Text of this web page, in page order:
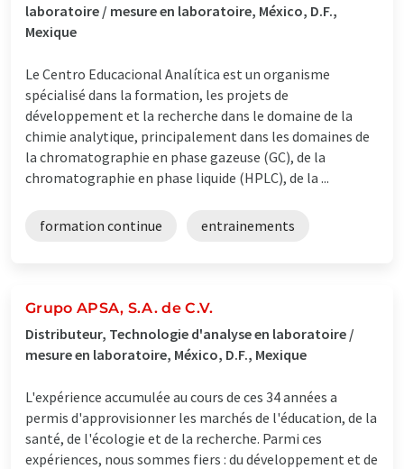
laboratoire / mesure en laboratoire, México, D.F.,
Mexique
Le Centro Educacional Analítica est un organisme
spécialisé dans la formation, les projets de
développement et la recherche dans le domaine de la
chimie analytique, principalement dans les domaines de
la chromatographie en phase gazeuse (GC), de la
chromatographie en phase liquide (HPLC), de la ...
formation continue entrainements
Grupo APSA, S.A. de C.V.
Distributeur, Technologie d'analyse en laboratoire /
mesure en laboratoire, México, D.F., Mexique
L'expérience accumulée au cours de ces 34 années a
permis d'approvisionner les marchés de l'éducation, de la
santé, de l'écologie et de la recherche. Parmi ces
expériences, nous sommes fiers : du développement et de